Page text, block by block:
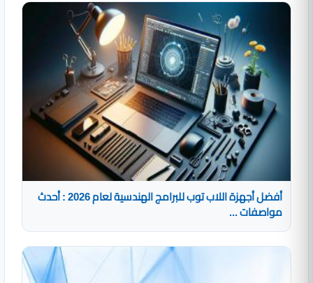
أفضل أجهزة اللاب توب للبرامج الهندسية لعام 2026 : أحدث
مواصفات ...